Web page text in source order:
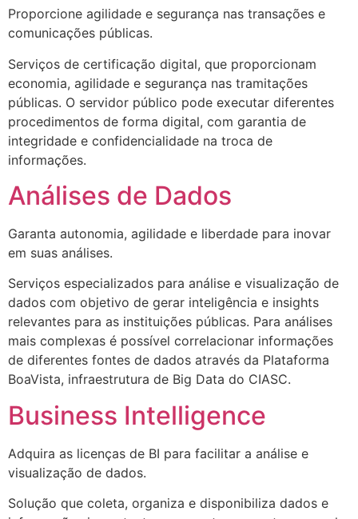
Proporcione agilidade e segurança nas transações e
comunicações públicas.
Serviços de certificação digital, que proporcionam
economia, agilidade e segurança nas tramitações
públicas. O servidor público pode executar diferentes
procedimentos de forma digital, com garantia de
integridade e confidencialidade na troca de
informações.
Análises de Dados
Garanta autonomia, agilidade e liberdade para inovar
em suas análises.
Serviços especializados para análise e visualização de
dados com objetivo de gerar inteligência e insights
relevantes para as instituições públicas. Para análises
mais complexas é possível correlacionar informações
de diferentes fontes de dados através da Plataforma
BoaVista, infraestrutura de Big Data do CIASC.
Business Intelligence
Adquira as licenças de BI para facilitar a análise e
visualização de dados.
Solução que coleta, organiza e disponibiliza dados e